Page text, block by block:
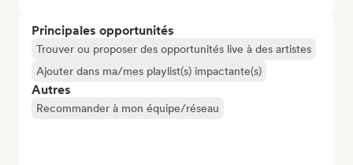
Principales opportunités
Trouver ou proposer des opportunités live à des artistes
Ajouter dans ma/mes playlist(s) impactante(s)
Autres
Recommander à mon équipe/réseau